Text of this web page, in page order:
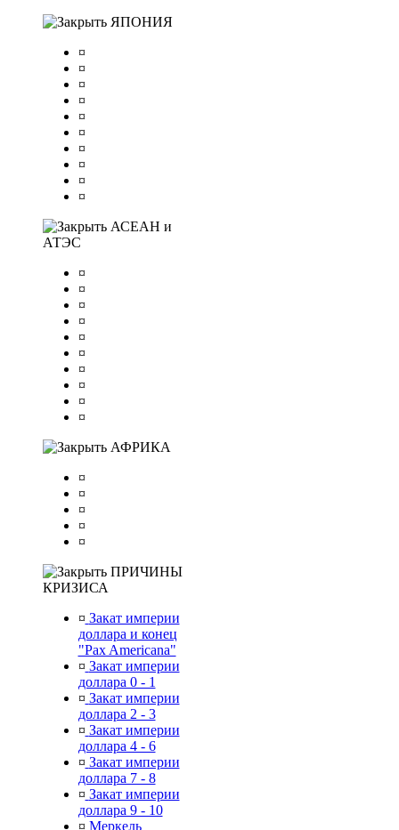
ЯПОНИЯ
¤
¤
¤
¤
¤
¤
¤
¤
¤
¤
АСЕАН и
АТЭС
¤
¤
¤
¤
¤
¤
¤
¤
¤
¤
АФРИКА
¤
¤
¤
¤
¤
ПРИЧИНЫ
КРИЗИСА
¤ Закат империи
доллара и конец
"Pax Americana"
¤ Закат империи
доллара 0 - 1
¤ Закат империи
доллара 2 - 3
¤ Закат империи
доллара 4 - 6
¤ Закат империи
доллара 7 - 8
¤ Закат империи
доллара 9 - 10
¤ Меркель